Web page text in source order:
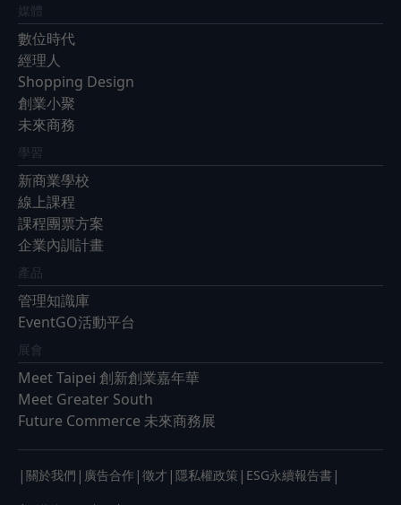
媒體
數位時代
經理人
Shopping Design
創業小聚
未來商務
學習
新商業學校
線上課程
課程團票方案
企業內訓計畫
產品
管理知識庫
EventGO活動平台
展會
Meet Taipei 創新創業嘉年華
Meet Greater South
Future Commerce 未來商務展
| 關於我們 | 廣告合作 | 徵才 | 隱私權政策 | ESG永續報告書 |